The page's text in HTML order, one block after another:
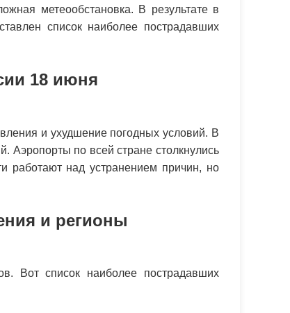
метеообстановка. В результате в
список наиболее пострадавших
18 июня
и ухудшение погодных условий. В
Аэропорты по всей стране столкнулись
работают над устранением причин, но
и регионы
Вот список наиболее пострадавших